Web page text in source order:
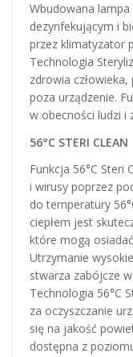
Wbudowana lampa
dezynfekującym i
przez klimatyzator
Technologia
zdrowia
poza urządzenie.
w obecności ludzi i
56°C STERI CLEAN
Funkcja 56°C Steri
i wirusy poprzez
do temperatury
ciepłem jest
które mogą
Utrzymanie
stwarza zabójcze
Technologia 56°C
za oczyszczanie
się na jakość
dostępna z